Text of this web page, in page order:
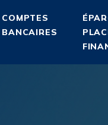
COMPTES
BANCAIRES